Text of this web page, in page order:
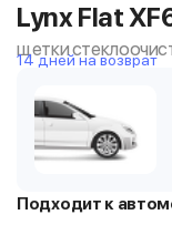
Lynx Flat
щетки
14 дней на возврат
Подходит к